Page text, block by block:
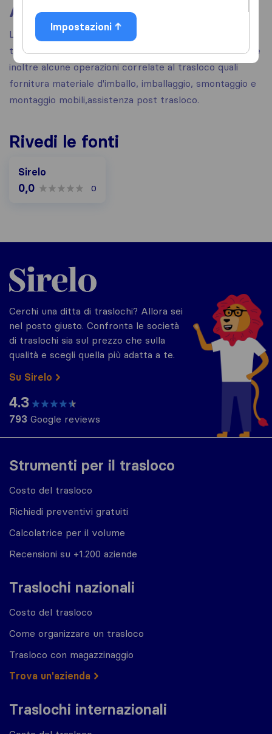
A proposito
La ditta Matera Service si occupa del trasloco su
territorio nazionale di abitazioni, uffici e aziende. Esegue
inoltre alcune operazioni correlate al trasloco quali
fornitura materiale d'imballo, imballaggio, smontaggio e
montaggio mobili,assistenza post trasloco.
Rivedi le fonti
Sirelo
0,0 0
Strumenti per il trasloco
Costo del trasloco
Richiedi preventivi gratuiti
Calcolatrice per il volume
Recensioni su +1.200 aziende
Traslochi nazionali
Costo del trasloco
Come organizzare un trasloco
Trasloco con magazzinaggio
Trova un'azienda
Traslochi internazionali
Sirelo.it
Cerchi una ditta di traslochi? Allora sei
nel posto giusto. Confronta le società
di traslochi sia sul prezzo che sulla
qualità e scegli quella più adatta a te.
Su Sirelo
4.3
793 Google reviews
Impostazioni